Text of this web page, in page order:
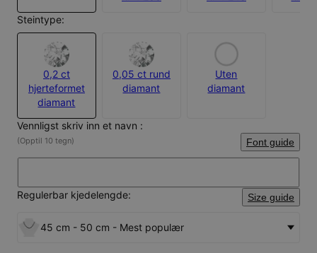
Steintype:
0,2 ct
hjerteformet
diamant
0,05 ct rund
diamant
Uten
diamant
Vennligst skriv inn et navn :
(Opptil 10 tegn) Font guide
Regulerbar kjedelengde: Size guide
45 cm - 50 cm - Mest populær